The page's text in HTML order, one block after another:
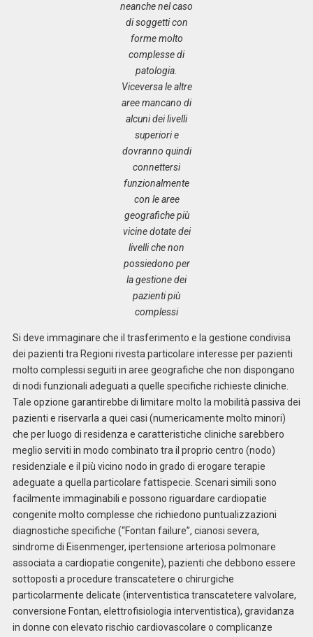
neanche nel caso
di soggetti con
forme molto
complesse di
patologia.
Viceversa le altre
aree mancano di
alcuni dei livelli
superiori e
dovranno quindi
connettersi
funzionalmente
con le aree
geografiche più
vicine dotate dei
livelli che non
possiedono per
la gestione dei
pazienti più
complessi
Si deve immaginare che il trasferimento e la gestione condivisa
dei pazienti tra Regioni rivesta particolare interesse per pazienti
molto complessi seguiti in aree geografiche che non dispongano
di nodi funzionali adeguati a quelle specifiche richieste cliniche.
Tale opzione garantirebbe di limitare molto la mobilità passiva dei
pazienti e riservarla a quei casi (numericamente molto minori)
che per luogo di residenza e caratteristiche cliniche sarebbero
meglio serviti in modo combinato tra il proprio centro (nodo)
residenziale e il più vicino nodo in grado di erogare terapie
adeguate a quella particolare fattispecie. Scenari simili sono
facilmente immaginabili e possono riguardare cardiopatie
congenite molto complesse che richiedono puntualizzazioni
diagnostiche specifiche (“Fontan failure”, cianosi severa,
sindrome di Eisenmenger, ipertensione arteriosa polmonare
associata a cardiopatie congenite), pazienti che debbono essere
sottoposti a procedure transcatetere o chirurgiche
particolarmente delicate (interventistica transcatetere valvolare,
conversione Fontan, elettrofisiologia interventistica), gravidanza
in donne con elevato rischio cardiovascolare o complicanze